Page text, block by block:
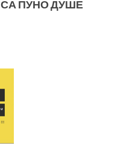
ПУНО ДУШЕ